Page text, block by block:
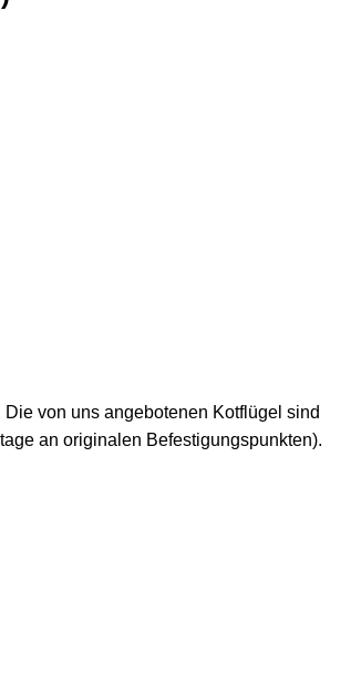
von uns angebotenen Kotflügel sind
an originalen Befestigungspunkten).